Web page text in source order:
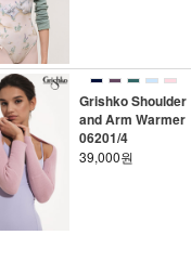
Grishko Shoulder
and Arm Warmer
06201/4
39,000원